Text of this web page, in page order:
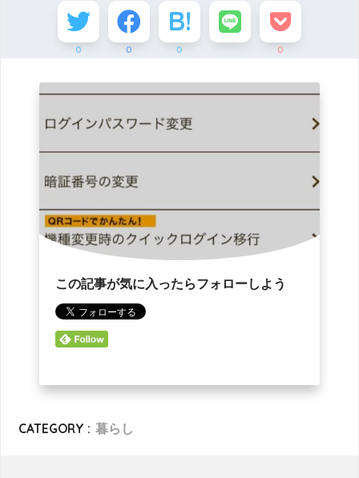
0 0 0 0
この記事が気に入ったらフォローしよう
CATEGORY : 暮らし